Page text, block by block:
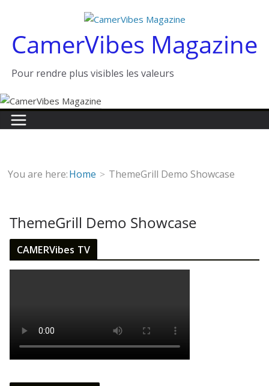
contenuCamerVibes Magazine
Pour rendre plus visibles les valeurs
You are here:Home ThemeGrill Demo Showcase
ThemeGrill Demo Showcase
CAMERVibes TV